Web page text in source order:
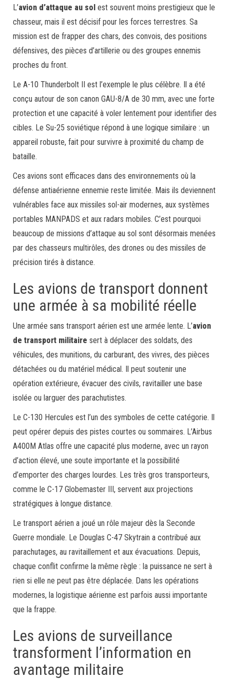
L’avion d’attaque au sol est souvent moins prestigieux que le
chasseur, mais il est décisif pour les forces terrestres. Sa
mission est de frapper des chars, des convois, des positions
défensives, des pièces d’artillerie ou des groupes ennemis
proches du front.
Le A-10 Thunderbolt II est l’exemple le plus célèbre. Il a été
conçu autour de son canon GAU-8/A de 30 mm, avec une forte
protection et une capacité à voler lentement pour identifier des
cibles. Le Su-25 soviétique répond à une logique similaire : un
appareil robuste, fait pour survivre à proximité du champ de
bataille.
Ces avions sont efficaces dans des environnements où la
défense antiaérienne ennemie reste limitée. Mais ils deviennent
vulnérables face aux missiles sol-air modernes, aux systèmes
portables MANPADS et aux radars mobiles. C’est pourquoi
beaucoup de missions d’attaque au sol sont désormais menées
par des chasseurs multirôles, des drones ou des missiles de
précision tirés à distance.
Les avions de transport donnent
une armée à sa mobilité réelle
Une armée sans transport aérien est une armée lente. L’avion
de transport militaire sert à déplacer des soldats, des
véhicules, des munitions, du carburant, des vivres, des pièces
détachées ou du matériel médical. Il peut soutenir une
opération extérieure, évacuer des civils, ravitailler une base
isolée ou larguer des parachutistes.
Le C-130 Hercules est l’un des symboles de cette catégorie. Il
peut opérer depuis des pistes courtes ou sommaires. L’Airbus
A400M Atlas offre une capacité plus moderne, avec un rayon
d’action élevé, une soute importante et la possibilité
d’emporter des charges lourdes. Les très gros transporteurs,
comme le C-17 Globemaster III, servent aux projections
stratégiques à longue distance.
Le transport aérien a joué un rôle majeur dès la Seconde
Guerre mondiale. Le Douglas C-47 Skytrain a contribué aux
parachutages, au ravitaillement et aux évacuations. Depuis,
chaque conflit confirme la même règle : la puissance ne sert à
rien si elle ne peut pas être déplacée. Dans les opérations
modernes, la logistique aérienne est parfois aussi importante
que la frappe.
Les avions de surveillance
transforment l’information en
avantage militaire